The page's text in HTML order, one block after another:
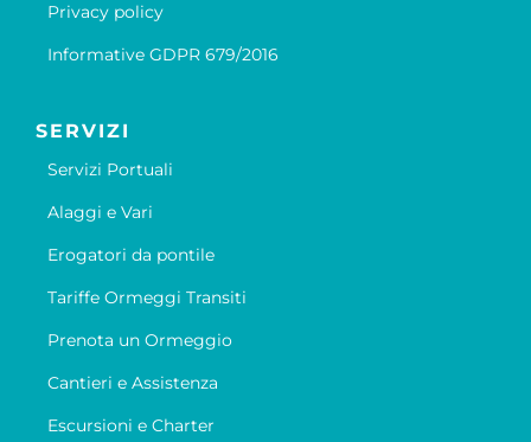
Privacy policy
Informative GDPR 679/2016
SERVIZI
Servizi Portuali
Alaggi e Vari
Erogatori da pontile
Tariffe Ormeggi Transiti
Prenota un Ormeggio
Cantieri e Assistenza
Escursioni e Charter